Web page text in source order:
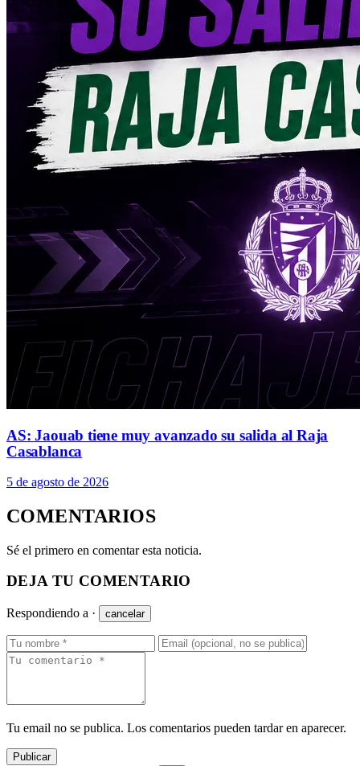
AS: Jaouab tiene muy avanzado su salida al Raja
Casablanca
5 de agosto de 2026
COMENTARIOS
Sé el primero en comentar esta noticia.
DEJA TU COMENTARIO
Respondiendo a · cancelar
Tu email no se publica. Los comentarios pueden tardar en aparecer.
Publicar